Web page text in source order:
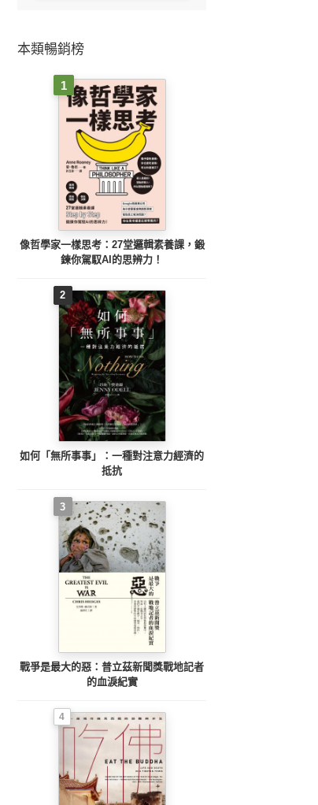
本類暢銷榜
1
像哲學家一樣思考：27堂邏輯素養課，鍛
鍊你駕馭AI的思辨力！
2
如何「無所事事」：一種對注意力經濟的
抵抗
3
戰爭是最大的惡：普立茲新聞獎戰地記者
的血淚紀實
4